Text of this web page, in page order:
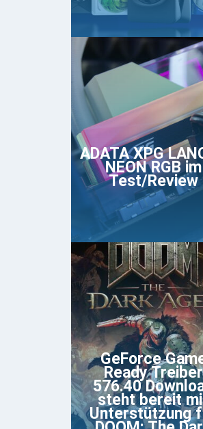
ADATA XPG
NEON RGB im
Test/Review
GeForce
Ready Treiber
576.40
steht bereit
Unterstützung